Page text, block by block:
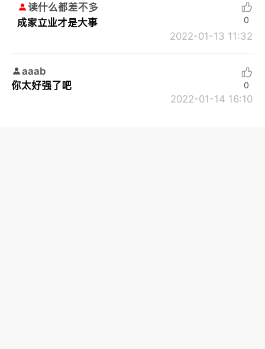
读什么都差不多
成家立业才是大事
2022-01-13 11:32
0
aaab
你太好强了吧
2022-01-14 16:10
0